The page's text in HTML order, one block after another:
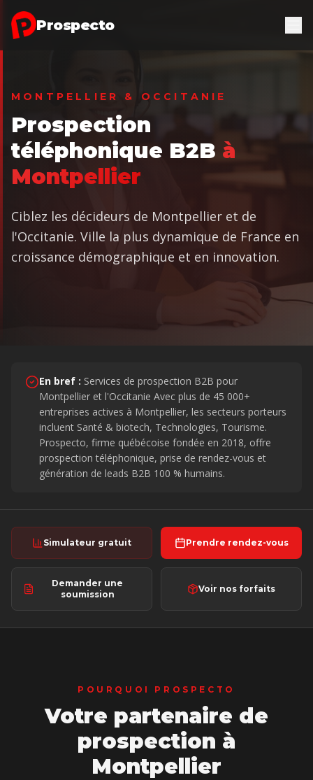
Aller au contenu principal
Prospecto
MONTPELLIER & OCCITANIE
Prospection
téléphonique B2B à
Montpellier
Ciblez les décideurs de Montpellier et de
l'Occitanie. Ville la plus dynamique de France en
croissance démographique et en innovation.
En bref : Services de prospection B2B pour
Montpellier et l'Occitanie Avec plus de 45 000+
entreprises actives à Montpellier, les secteurs porteurs
incluent Santé & biotech, Technologies, Tourisme.
Prospecto, firme québécoise fondée en 2018, offre
prospection téléphonique, prise de rendez-vous et
génération de leads B2B 100 % humains.
Simulateur gratuit Prendre rendez-vous
Demander une
soumission
Voir nos forfaits
POURQUOI PROSPECTO
Votre partenaire de
prospection à
Montpellier